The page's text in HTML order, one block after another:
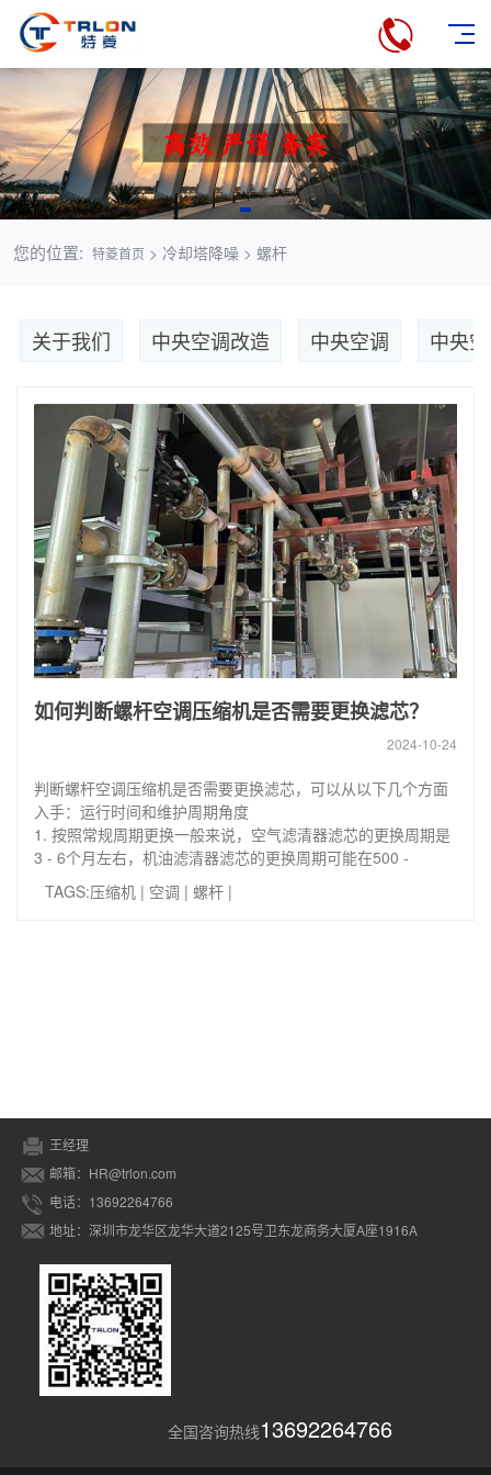
您的位置: 特菱首页 > 冷却塔降噪 > 螺杆
关于我们 中央空调改造 中央空调 中央
如何判断螺杆空调压缩机是否需要更换滤芯？
2024-10-24
判断螺杆空调压缩机是否需要更换滤芯，可以从以下几个方面
入手：运行时间和维护周期角度
1. 按照常规周期更换一般来说，空气滤清器滤芯的更换周期是
3 - 6个月左右，机油滤清器滤芯的更换周期可能在500 -
TAGS:压缩机 | 空调 | 螺杆 |
王经理
邮箱：HR@trlon.com
电话：13692264766
地址：深圳市龙华区龙华大道2125号卫东龙商务大厦A座1916A
全国咨询热线13692264766